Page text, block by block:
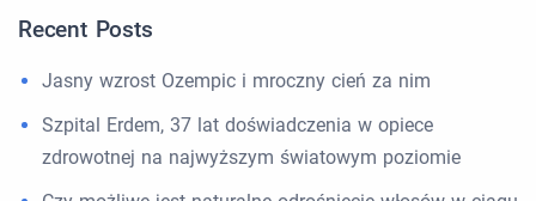
Recent Posts
Jasny wzrost Ozempic i mroczny cień za nim
Szpital Erdem, 37 lat doświadczenia w opiece
zdrowotnej na najwyższym światowym poziomie